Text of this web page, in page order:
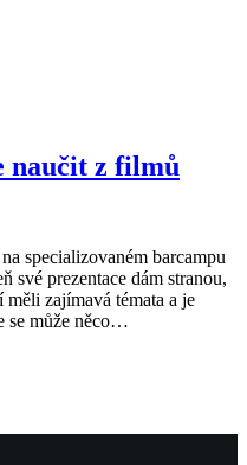
naučit z filmů
specializovaném barcampu
své prezentace dám stranou,
zajímavá témata a je
se může něco…